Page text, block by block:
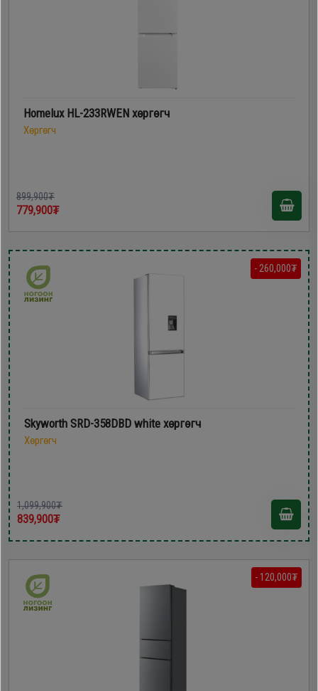
Homelux HL-233RWEN хөргөгч
Хөргөгч
899,900₮
779,900₮
- 260,000₮
Skyworth SRD-358DBD white хөргөгч
Хөргөгч
1,099,900₮
839,900₮
- 120,000₮